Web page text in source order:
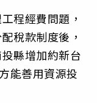
程經費問題，
稅款制度後，
縣增加約新台
能善用資源投